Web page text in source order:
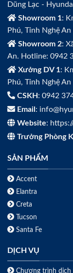
Dũng Lạc -
Showroom 1:
Phú, Tỉnh Nghệ
Showroom 2:
An. Hotline: 0942
Xưởng DV 1:
Phú, Tỉnh Nghệ An
CSKH : 0942
Email :
Website:
Trưởng Phòng
SẢN PHẨM
Accent
Elantra
Creta
Tucson
Santa Fe
DỊCH VỤ
Chương trình dịch